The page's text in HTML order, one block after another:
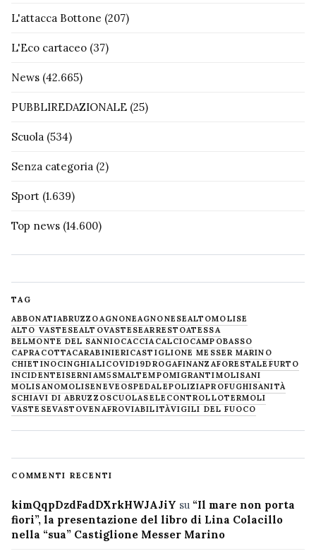
L'attacca Bottone (207)
L'Eco cartaceo (37)
News (42.665)
PUBBLIREDAZIONALE (25)
Scuola (534)
Senza categoria (2)
Sport (1.639)
Top news (14.600)
TAG
ABBONATIABRUZZOAGNONEAGNONESEALTOMOLISE
ALTO VASTESEALTOVASTESEARRESTOATESSA
BELMONTE DEL SANNIOCACCIA CALCIOCAMPOBASSO
CAPRACOTTACARABINIERICASTIGLIONE MESSER MARINO
CHIETINOCINGHIALICOVID19DROGAFINANZAFORESTALE FURTO
INCIDENTEISERNIAM5SMALTEMPOMIGRANTIMOLISANI
MOLISANOMOLISENEVE OSPEDALEPOLIZIAPROFUGHISANITÀ
SCHIAVI DI ABRUZZOSCUOLASELECONTROLLOTERMOLI
VASTESEVASTOVENAFROVIABILITÀVIGILI DEL FUOCO
COMMENTI RECENTI
kimQqpDzdFadDXrkHWJAJiY su “Il mare non porta
fiori”, la presentazione del libro di Lina Colacillo
nella “sua” Castiglione Messer Marino